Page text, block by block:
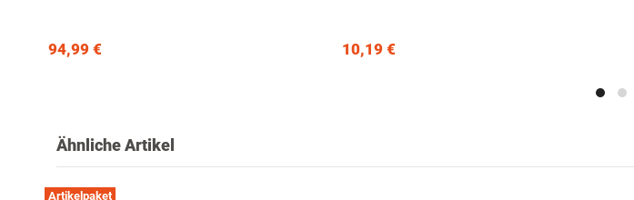
94,99 € 10,19 €
Ähnliche Artikel
Artikelpaket